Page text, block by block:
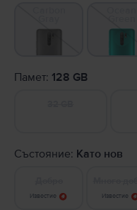
Памет: 128 GB
Състояние: Като нов
Известие Известие